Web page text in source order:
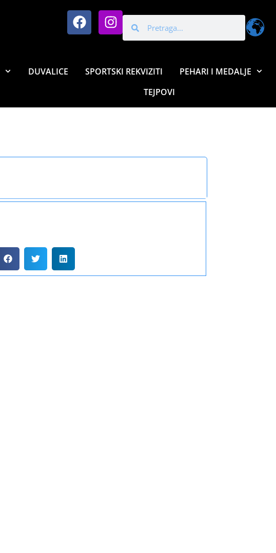
DUVALICE SPORTSKI REKVIZITI
PEHARI I MEDALJE
TEJPOVI